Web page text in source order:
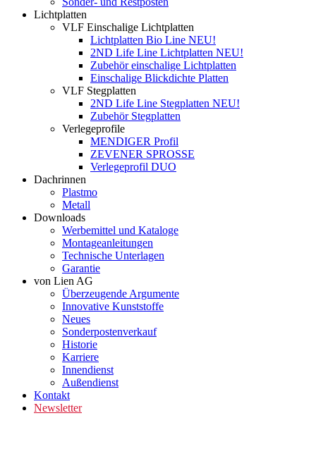
Lichtplatten
VLF Einschalige Lichtplatten
Lichtplatten Bio Line NEU!
2ND Life Line Lichtplatten NEU!
Zubehör einschalige Lichtplatten
Einschalige Blickdichte Platten
VLF Stegplatten
2ND Life Line Stegplatten NEU!
Zubehör Stegplatten
Verlegeprofile
MENDIGER Profil
ZEVENER SPROSSE
Verlegeprofil DUO
Dachrinnen
Plastmo
Metall
Downloads
Werbemittel und Kataloge
Montageanleitungen
Technische Unterlagen
Garantie
von Lien AG
Überzeugende Argumente
Innovative Kunststoffe
Neues
Sonderpostenverkauf
Historie
Karriere
Innendienst
Außendienst
Kontakt
Newsletter